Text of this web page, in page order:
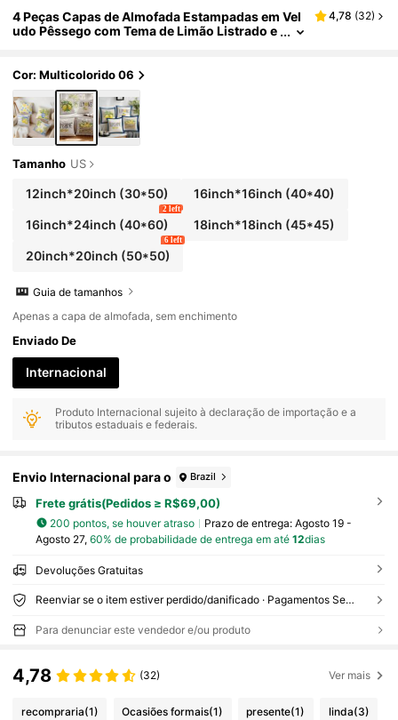
4 Peças Capas de Almofada Estampadas em Vel
udo Pêssego com Tema de Limão Listrado e
lmofada, 40x40cm/45x45cm/50x50cm
4,78 (32)
Cor: Multicolorido 06
Tamanho US
12inch*20inch (30*50) 16inch*16inch (40*40)
16inch*24inch (40*60)
2 left
18inch*18inch (45*45)
20inch*20inch (50*50)
6 left
Guia de tamanhos
Apenas a capa de almofada, sem enchimento
Enviado De
Internacional
Produto Internacional sujeito à declaração de importação e a
tributos estaduais e federais.
Envio Internacional para o Brazil
Frete grátis(Pedidos ≥ R$69,00)
200 pontos, se houver atraso Prazo de entrega: Agosto 19 -
Agosto 27, 60% de probabilidade de entrega em até 12dias
Devoluções Gratuitas
Reenviar se o item estiver perdido/danificado · Pagamentos Seguros · Proteção de privacidade
Para denunciar este vendedor e/ou produto
4,78 (32) Ver mais
recompraria(1) Ocasiões formais(1) presente(1) linda(3)